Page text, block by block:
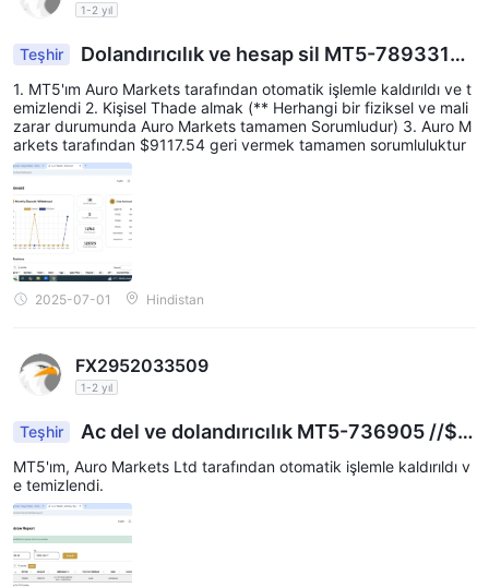
1-2 yıl
Teşhir
Dolandırıcılık ve hesap sil MT5-78933157
18-$9117.5
1. MT5'ım Auro Markets tarafından otomatik işlemle kaldırıldı ve t
emizlendi 2. Kişisel Thade almak (** Herhangi bir fiziksel ve mali
zarar durumunda Auro Markets tamamen Sorumludur) 3. Auro M
arkets tarafından $9117.54 geri vermek tamamen sorumluluktur
2025-07-01 Hindistan
FX2952033509
1-2 yıl
Teşhir
Ac del ve dolandırıcılık MT5-736905 //$1
2768.83- Auro
MT5'ım, Auro Markets Ltd tarafından otomatik işlemle kaldırıldı v
e temizlendi.